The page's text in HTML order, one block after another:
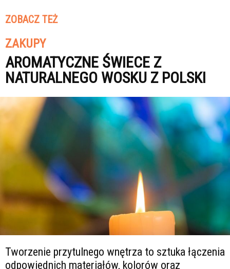
ZOBACZ TEŻ
ZAKUPY
AROMATYCZNE ŚWIECE Z
NATURALNEGO WOSKU Z POLSKI
Tworzenie przytulnego wnętrza to sztuka łączenia
odpowiednich materiałów, kolorów oraz